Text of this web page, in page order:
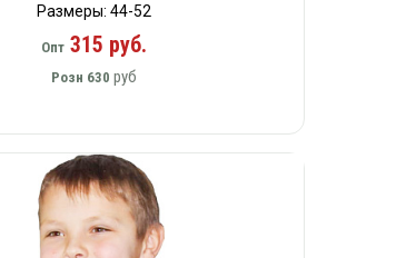
Размеры: 44-52
Опт315 руб.
Розн 630 руб